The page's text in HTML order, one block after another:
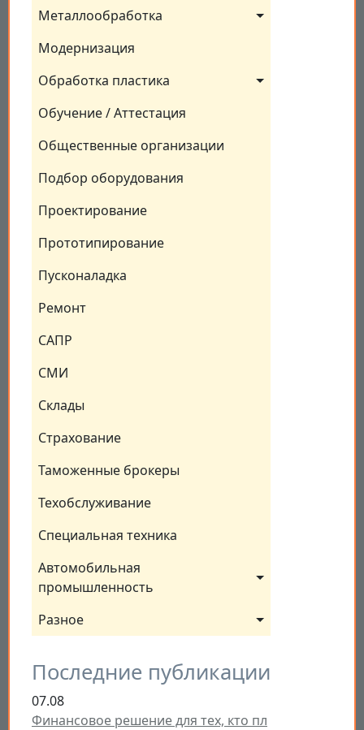
Металлообработка
Модернизация
Обработка пластика
Обучение / Аттестация
Общественные организации
Подбор оборудования
Проектирование
Прототипирование
Пусконаладка
Ремонт
САПР
СМИ
Склады
Страхование
Таможенные брокеры
Техобслуживание
Специальная техника
Автомобильная
промышленность
Разное
Последние публикации
07.08
Финансовое решение для тех, кто пл